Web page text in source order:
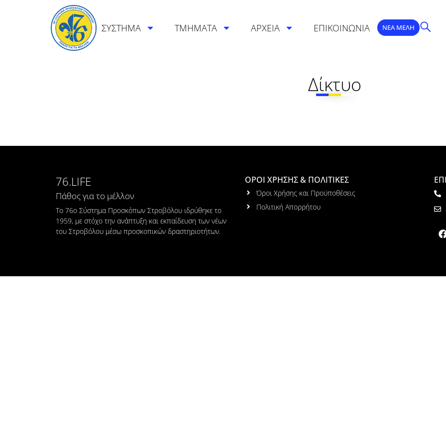
ΣΥΣΤΗΜΑ ΤΜΗΜΑΤΑ ΑΡΧΕΙΑ ΕΠΙΚΟΙΝΩΝΙΑ ΝΕΑ ΜΕΛΗ
Δίκτυο
76.LIFE
Πάθος για το μέλλον
Το 76ο Σύστημα Προσκόπων Στροβόλου ιδρύθηκε το
1959, με στόχο την ανάπτυξη και εκπαίδευση των νέων
του Στροβόλου μέσω προσκοπικών δραστηριοτήτων.
ΟΡΟΙ ΧΡΗΣΗΣ & ΠΟΛΙΤΙΚΕΣ
Όροι Χρήσης και Προϋποθέσεις
Πολιτική Απορρήτου